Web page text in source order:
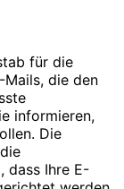
für die
Mails, die den
informieren,
Die
dass Ihre E-